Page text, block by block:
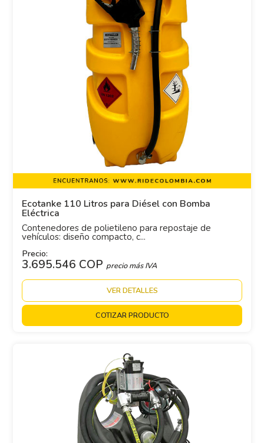
Ecotanke 110 Litros para Diésel con Bomba
Eléctrica
Contenedores de polietileno para repostaje de
vehículos: diseño compacto, c...
Precio:
3.695.546 COPprecio más IVA
VER DETALLES
COTIZAR PRODUCTO